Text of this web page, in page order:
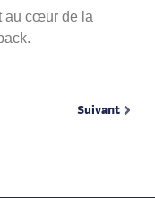
au cœur de la
Suivant